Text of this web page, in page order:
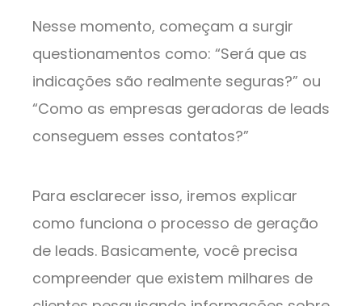
Nesse momento, começam a surgir
questionamentos como: “Será que as
indicações são realmente seguras?” ou
“Como as empresas geradoras de leads
conseguem esses contatos?”
Para esclarecer isso, iremos explicar
como funciona o processo de geração
de leads. Basicamente, você precisa
compreender que existem milhares de